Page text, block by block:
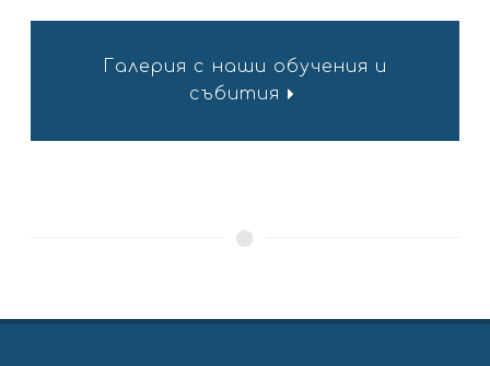
Галерия с наши обучения и
събития